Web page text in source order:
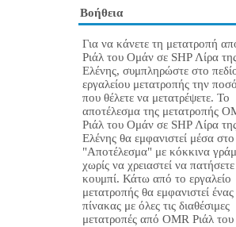
Βοήθεια
Για να κάνετε τη μετατροπή
Ριάλ του Ομάν σε SHP Λίρα
Ελένης, συμπληρώστε στο
εργαλείου μετατροπής την
που θέλετε να μετατρέψετε. Το
αποτέλεσμα της μετατροπής
Ριάλ του Ομάν σε SHP Λίρα
Ελένης θα εμφανιστεί μέσα στο
"Αποτέλεσμα" με κόκκινα
χωρίς να χρειαστεί να
κουμπί. Κάτω από το εργαλείο
μετατροπής θα εμφανιστεί ένας
πίνακας με όλες τις διαθέσιμες
μετατροπές από OMR Ριάλ